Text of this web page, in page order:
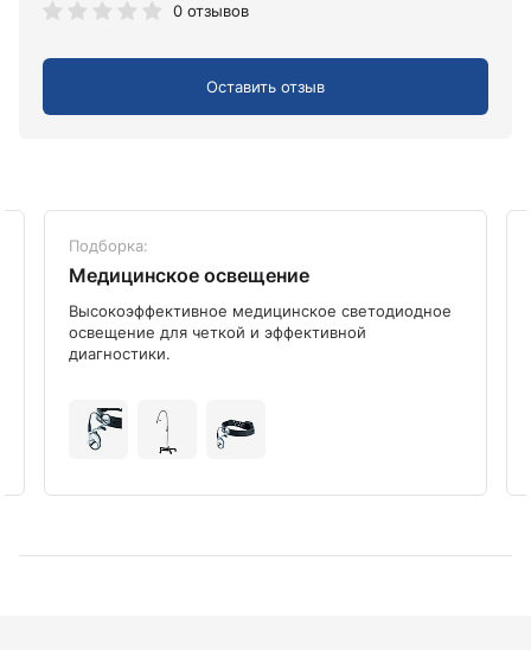
0 отзывов
Оставить отзыв
Подборка:
Медицинское освещение
Высокоэффективное медицинское светодиодное
освещение для четкой и эффективной
диагностики.